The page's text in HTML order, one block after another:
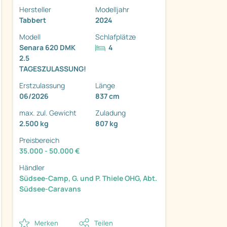
Hersteller
Tabbert
Modelljahr
2024
Modell
Senara 620 DMK
2.5
TAGESZULASSUNG!
Schlafplätze
4
Erstzulassung
06/2026
Länge
837 cm
max. zul. Gewicht
2.500 kg
Zuladung
807 kg
Preisbereich
35.000 - 50.000 €
Händler
Südsee-Camp, G. und P. Thiele OHG, Abt.
Südsee-Caravans
Merken Teilen